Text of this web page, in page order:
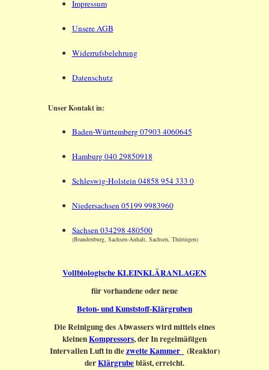
Impressum
Unsere AGB
Widerrufsbelehrung
Datenschutz
Unser Kontakt in:
Baden-Württemberg 07903 4060645
Hamburg 040 29850918
Schleswig-Holstein 04858 954 333 0
Niedersachsen 05199 9983960
Sachsen 034298 480500
(Brandenburg, Sachsen-Anhalt, Sachsen, Thüringen)
Vollbiologische KLEINKLÄRANLAGEN
für vorhandene oder neue
Beton- und Kunststoff-Klärgruben
Die Reinigung des Abwassers wird mittels eines
kleinenKompressors, der In regelmäßigen
Intervallen Luft in diezweite Kammer (Reaktor)
derKlärgrubebläst, erreicht.